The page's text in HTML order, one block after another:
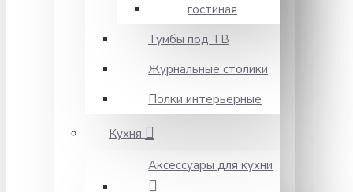
гостиная
Тумбы под ТВ
Журнальные столики
Полки интерьерные
Кухня
Аксессуары для кухни